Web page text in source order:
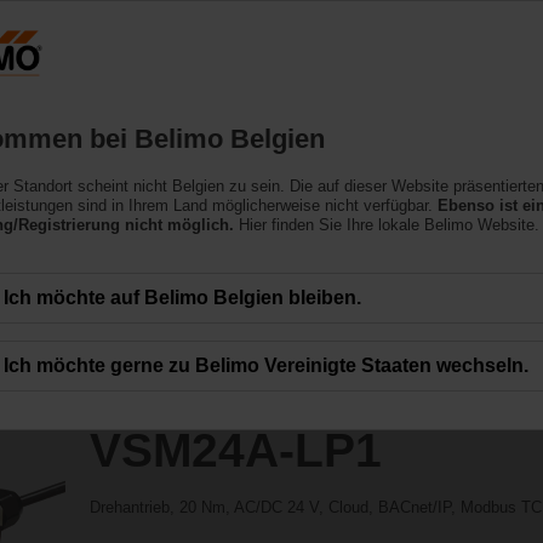
VSM24A-LP1
Drehantrieb, 20 Nm, AC/DC 24 V, Cloud, BACnet/IP, Modbus
bei Belimo Belgien
Standort scheint nicht Belgien zu sein. Die auf dieser Website
sind in Ihrem Land möglicherweise nicht verfügbar.
Ebenso ist
Registrierung nicht möglich. Hier finden Sie Ihre lokale Belimo Website.
Ich möchte auf Belimo Belgien bleiben.
Ich möchte gerne zu Belimo Vereinigte Staaten wechseln.